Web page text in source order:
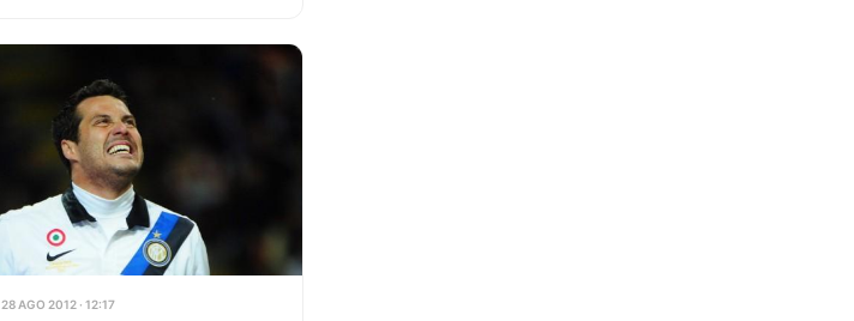
28 AGO 2012 · 12:17